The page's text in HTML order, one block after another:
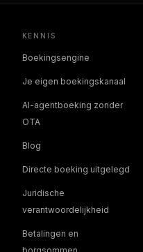
KENNIS
Boekingsengine
Je eigen boekingskanaal
AI-agentboeking zonder
OTA
Blog
Directe boeking uitgelegd
Juridische
verantwoordelijkheid
Betalingen en